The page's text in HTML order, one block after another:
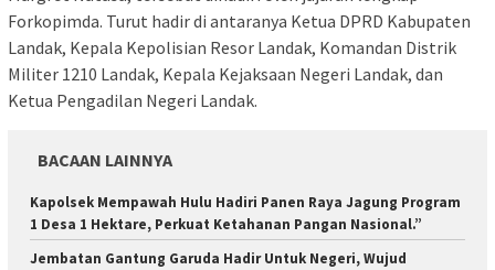
Forkopimda. Turut hadir di antaranya Ketua DPRD Kabupaten
Landak, Kepala Kepolisian Resor Landak, Komandan Distrik
Militer 1210 Landak, Kepala Kejaksaan Negeri Landak, dan
Ketua Pengadilan Negeri Landak.
BACAAN LAINNYA
Kapolsek Mempawah Hulu Hadiri Panen Raya Jagung Program
1 Desa 1 Hektare, Perkuat Ketahanan Pangan Nasional.”
Jembatan Gantung Garuda Hadir Untuk Negeri, Wujud